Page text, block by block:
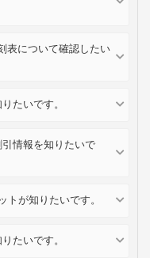
表について確認したい
たいです。
情報を知りたいで
トが知りたいです。
たいです。